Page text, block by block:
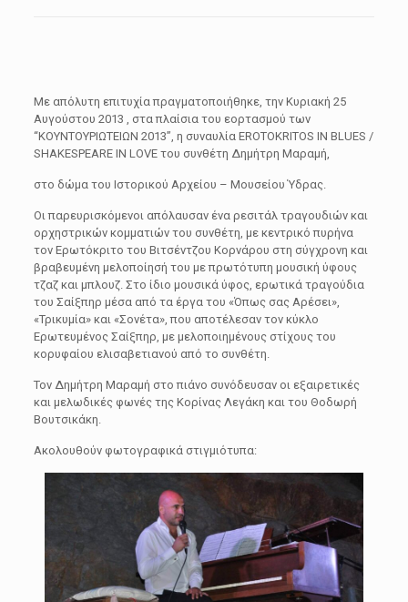
Με απόλυτη επιτυχία πραγματοποιήθηκε, την Κυριακή 25
Αυγούστου 2013 , στα πλαίσια του εορτασμού των
“ΚΟΥΝΤΟΥΡΙΩΤΕΙΩΝ 2013”, η συναυλία EROTOKRITOS IN BLUES /
SHAKESPEARE IN LOVE του συνθέτη Δημήτρη Μαραμή,
στο δώμα του Ιστορικού Αρχείου – Μουσείου Ύδρας.
Οι παρευρισκόμενοι απόλαυσαν ένα ρεσιτάλ τραγουδιών και
ορχηστρικών κομματιών του συνθέτη, με κεντρικό πυρήνα
τον Ερωτόκριτο του Βιτσέντζου Κορνάρου στη σύγχρονη και
βραβευμένη μελοποίησή του με πρωτότυπη μουσική ύφους
τζαζ και μπλουζ. Στο ίδιο μουσικά ύφος, ερωτικά τραγούδια
του Σαίξπηρ μέσα από τα έργα του «Όπως σας Αρέσει»,
«Τρικυμία» και «Σονέτα», που αποτέλεσαν τον κύκλο
Ερωτευμένος Σαίξπηρ, με μελοποιημένους στίχους του
κορυφαίου ελισαβετιανού από το συνθέτη.
Τον Δημήτρη Μαραμή στο πιάνο συνόδευσαν οι εξαιρετικές
και μελωδικές φωνές της Κορίνας Λεγάκη και του Θοδωρή
Βουτσικάκη.
Ακολουθούν φωτογραφικά στιγμιότυπα: